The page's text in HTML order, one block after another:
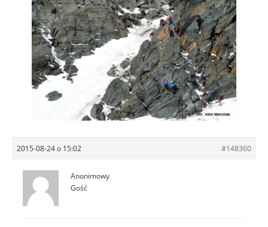
2015-08-24 o 15:02 #148360
Anonimowy
Gość